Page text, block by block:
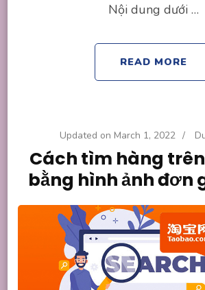
Nội dung dưới …
READ MORE
Updated on March 1, 2022 /
Cách tìm hàng
bằng hình ảnh đơn